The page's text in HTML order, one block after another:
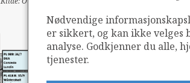
Nødvendige
er sikkert, og kan ikke velges
analyse. Godkjenner du alle,
tjenester.